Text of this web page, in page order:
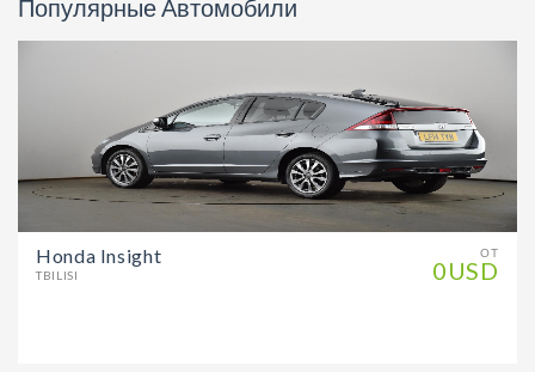
Популярные Автомобили
ОТ
0USD
Honda Insight
TBILISI